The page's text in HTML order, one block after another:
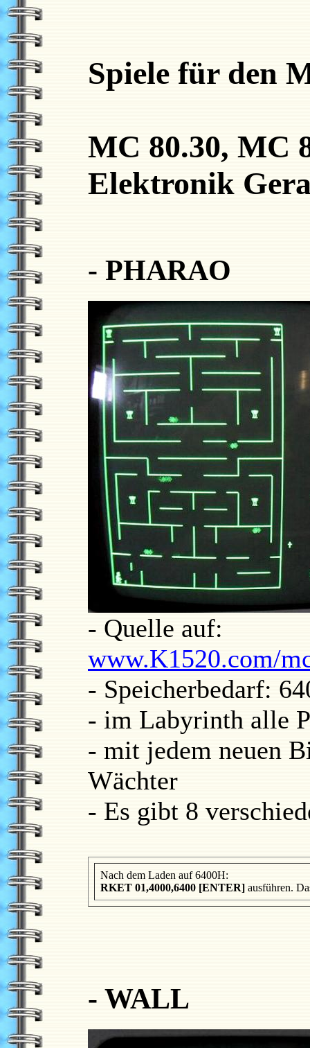
Spiele für den
MC 80.30, MC
Elektronik
- PHARAO
- Quelle auf:
www.K1520.com/
- Speicherbedarf:
- im Labyrinth alle
- mit jedem neuen
Wächter
- Es gibt 8
Nach dem Laden auf 6400H:
RKET 01,4000,6400 [ENTER] ausführen.
- WALL